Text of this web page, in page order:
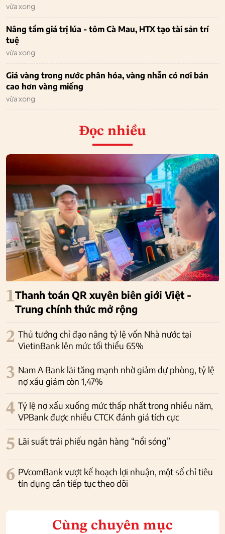
vừa xong
Nâng tầm giá trị lúa - tôm Cà Mau, HTX tạo tài sản trí
tuệ
vừa xong
Giá vàng trong nước phân hóa, vàng nhẫn có nơi bán
cao hơn vàng miếng
vừa xong
Đọc nhiều
1Thanh toán QR xuyên biên giới Việt -
Trung chính thức mở rộng
2 Thủ tướng chỉ đạo nâng tỷ lệ vốn Nhà nước tại
VietinBank lên mức tối thiểu 65%
3 Nam A Bank lãi tăng mạnh nhờ giảm dự phòng, tỷ lệ
nợ xấu giảm còn 1,47%
4 Tỷ lệ nợ xấu xuống mức thấp nhất trong nhiều năm,
VPBank được nhiều CTCK đánh giá tích cực
5 Lãi suất trái phiếu ngân hàng “nổi sóng”
6 PVcomBank vượt kế hoạch lợi nhuận, một số chỉ tiêu
tín dụng cần tiếp tục theo dõi
Cùng chuyên mục